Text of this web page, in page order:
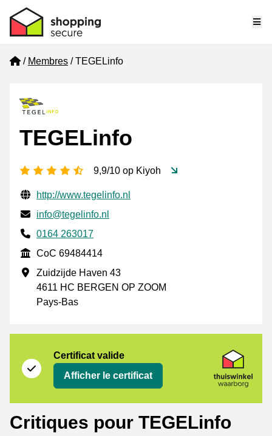
Home
Membres TEGELinfo
TEGELinfo
[_General:NumberOfStarsPluralFormat]
9,9/10 op Kiyoh
Informations de contact vérifiées
Website URL
http://www.tegelinfo.nl
E-mail
info@tegelinfo.nl
Phone number
0164 263017
CoC
CoC 69484414
Adresse professionnelle
Zuidzijde Haven 43
4611 HC BERGEN OP ZOOM
Pays-Bas
Certificat valide
Afficher le certificat
Critiques pour TEGELinfo